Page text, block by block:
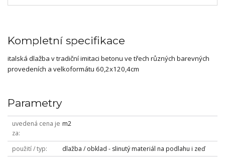
Kompletní specifikace
italská dlažba v tradiční imitaci betonu ve třech různých barevných
provedeních a velkoformátu 60,2x120,4cm
Parametry
uvedená cena je
za
m2
použití / typ
dlažba / obklad - slinutý materiál na podlahu i zeď